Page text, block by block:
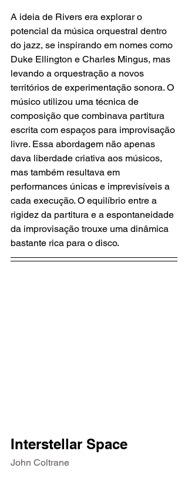
A ideia de Rivers era explorar o
potencial da música orquestral dentro
do jazz, se inspirando em nomes como
Duke Ellington e Charles Mingus, mas
levando a orquestração a novos
territórios de experimentação sonora. O
músico utilizou uma técnica de
composição que combinava partitura
escrita com espaços para improvisação
livre. Essa abordagem não apenas
dava liberdade criativa aos músicos,
mas também resultava em
performances únicas e imprevisíveis a
cada execução. O equilíbrio entre a
rigidez da partitura e a espontaneidade
da improvisação trouxe uma dinâmica
bastante rica para o disco.
Interstellar Space
John Coltrane